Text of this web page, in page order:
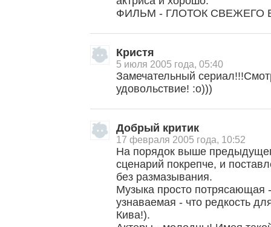
ФИЛЬМ - ГЛОТОК СВЕЖЕГО
Кристя
5 июля 2005 года, 05:40
Замечательный
удовольствие! :о)))
Добрый критик
17 февраля 2005 года, 10:52
На порядок выше
сценарий покрепче, и
без размазывания.
Музыка просто потрясающая
узнаваемая - что редкость
Кива!).